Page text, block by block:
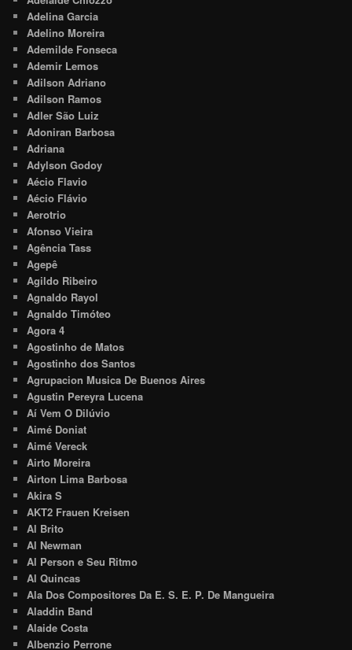
Adelina Garcia
Adelino Moreira
Ademilde Fonseca
Ademir Lemos
Adilson Adriano
Adilson Ramos
Adler São Luiz
Adoniran Barbosa
Adriana
Adylson Godoy
Aécio Flavio
Aécio Flávio
Aerotrio
Afonso Vieira
Agência Tass
Agepê
Agildo Ribeiro
Agnaldo Rayol
Agnaldo Timóteo
Agora 4
Agostinho de Matos
Agostinho dos Santos
Agrupacion Musica De Buenos Aires
Agustin Pereyra Lucena
Aí Vem O Dilúvio
Aimé Doniat
Aimé Vereck
Airto Moreira
Airton Lima Barbosa
Akira S
AKT2 Frauen Kreisen
Al Brito
Al Newman
Al Person e Seu Ritmo
Al Quincas
Ala Dos Compositores Da E. S. E. P. De Mangueira
Aladdin Band
Alaide Costa
Albenzio Perrone